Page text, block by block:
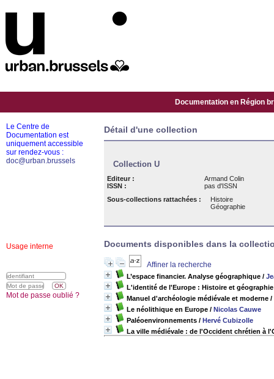
Documentation en Région
Détail d'une collection
Collection U
Editeur :
Armand Colin
ISSN :
pas d'ISSN
Sous-collections rattachées :
Histoire
Géographie
Documents disponibles dans la
Affiner la recherche
L’espace financier. Analyse géographique /
L'identité de l'Europe : Histoire et
Manuel d'archéologie médiévale et moderne /
Le néolithique en Europe / Nicolas Cauwe
Paléoenvironnements / Hervé Cubizolle
La ville médiévale : de l'Occident chrétien à
Le Centre de
Documentation est
uniquement accessible
sur rendez-vous :
doc@urban.brussels
Usage interne
Mot de passe oublié ?